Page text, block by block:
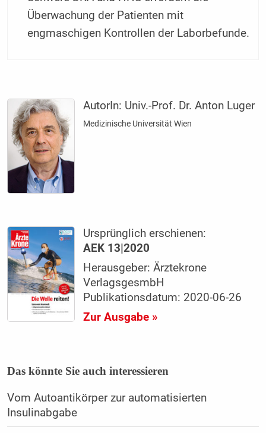
Überwachung der Patienten mit
engmaschigen Kontrollen der Laborbefunde.
AutorIn: Univ.-Prof. Dr. Anton Luger
Medizinische Universität Wien
Ursprünglich erschienen:
AEK 13|2020
Herausgeber: Ärztekrone
VerlagsgesmbH
Publikationsdatum: 2020-06-26
Zur Ausgabe »
Das könnte Sie auch interessieren
Vom Autoantikörper zur automatisierten
Insulinabgabe